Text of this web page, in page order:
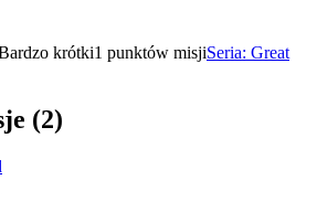
krótki1 punktów misjiSeria: Great
(2)